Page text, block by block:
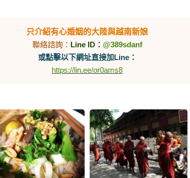
只介紹有心婚姻的大陸與越南新娘
聯絡諮詢： Line ID： @389sdanf
或點擊以下網址直接加Line：
https://lin.ee/or0ams8